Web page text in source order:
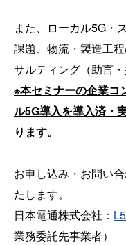
また、ローカル5G・
課題、物流・製造工
サルティング（助言
※本セミナーの企業コ
ル5G導入を導入済・
ります。
お申し込み・お問い
たします。
日本電通株式会社：
業務委託先事業者）